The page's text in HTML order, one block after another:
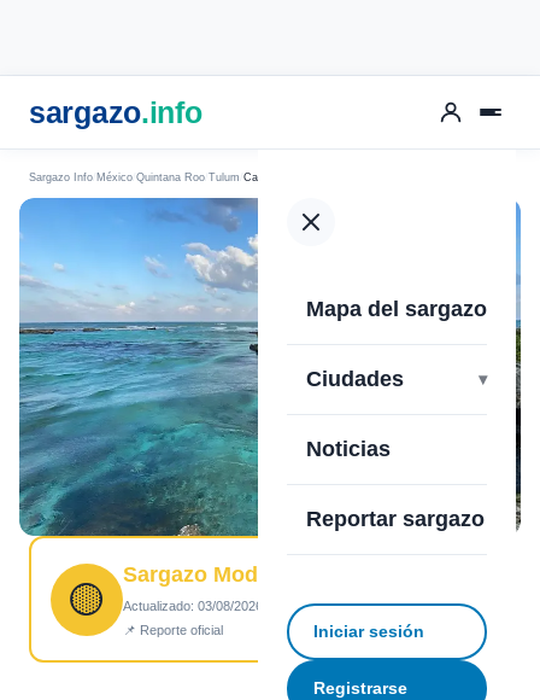
sargazo.info
Mapa del sargazo
Ciudades
Noticias
Reportar sargazo
Iniciar sesión
Registrarse
Sargazo Info México Quintana Roo Tulum Caleta Tankah
🟡
Sargazo Moderado
Actualizado: 03/08/2026 18:08
📌 Reporte oficial